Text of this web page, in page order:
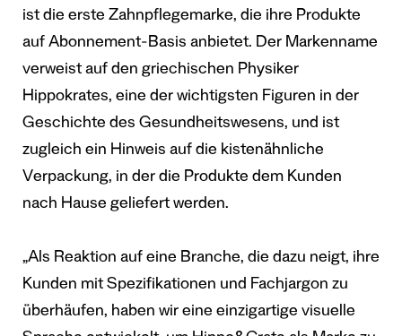
ist die erste Zahnpflegemarke, die ihre Produkte
auf Abonnement-Basis anbietet. Der Markenname
verweist auf den griechischen Physiker
Hippokrates, eine der wichtigsten Figuren in der
Geschichte des Gesundheitswesens, und ist
zugleich ein Hinweis auf die kistenähnliche
Verpackung, in der die Produkte dem Kunden
nach Hause geliefert werden.
„Als Reaktion auf eine Branche, die dazu neigt, ihre
Kunden mit Spezifikationen und Fachjargon zu
überhäufen, haben wir eine einzigartige visuelle